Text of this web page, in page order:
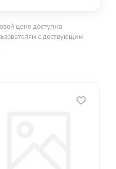
цене доступна
с дествующим